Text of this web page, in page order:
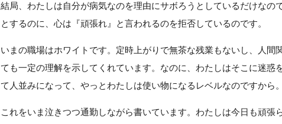
結局、わたしは自分が病気なのを理由にサボろうとしているだけなの
とするのに、心は『頑張れ』と言われるのを拒否しているのです。
いまの職場はホワイトです。定時上がりで無茶な残業もないし、人間
ても一定の理解を示してくれています。なのに、わたしはそこに迷惑
て人並みになって、やっとわたしは使い物になるレベルなのですから。
これをいま泣きつつ通勤しながら書いています。わたしは今日も頑張